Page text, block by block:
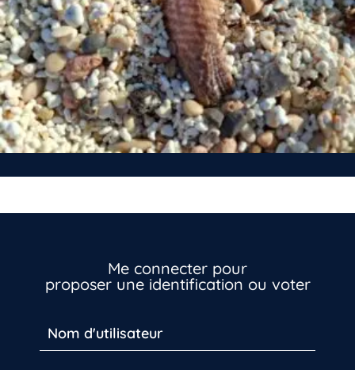
Me connecter pour
proposer une identification ou voter